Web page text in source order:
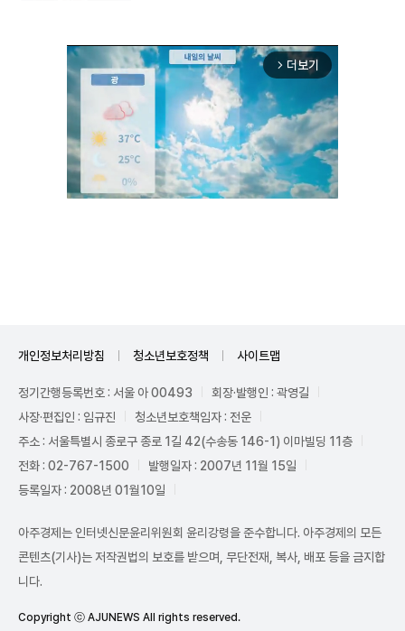
arrow_forward_ios 더보기
개인정보처리방침 청소년보호정책 사이트맵
정기간행등록번호 : 서울 아 00493
회장·발행인 : 곽영길
사장·편집인 : 임규진
청소년보호책임자 : 전운
주소 : 서울특별시 종로구 종로 1길 42(수송동 146-1) 이마빌딩 11층
전화 : 02-767-1500
발행일자 : 2007년 11월 15일
등록일자 : 2008년 01월10일
아주경제는 인터넷신문윤리위원회 윤리강령을 준수합니다. 아주경제의 모든
콘텐츠(기사)는 저작권법의 보호를 받으며, 무단전재, 복사, 배포 등을 금지합
니다.
Copyright ⓒ AJUNEWS All rights reserved.